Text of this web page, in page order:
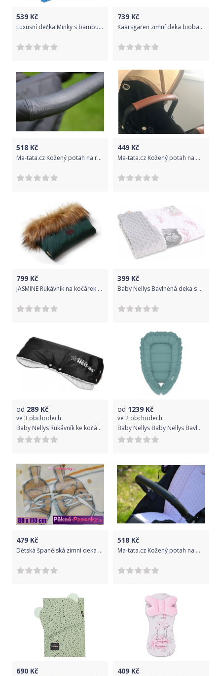
539 Kč
Luxusní dečka Minky s bambulkami 100x75cm - sv. modrá/modré bambulky
739 Kč
Kaarsgaren zimní deka biobavlna beránek hnědá
518 Kč
Ma-tata.cz Kožený potah na rukojeť kočárku - rodič Značka kočárku: Baby Design, Barva: krémová, Model kočárku: jiný model
449 Kč
Ma-tata.cz Kožený potah na madlo kočárku - dítě Značka kočárku: Bugaboo, Barva: černá, Model kočárku: jiný model
799 Kč
JASMINE Rukávník na kočárek - smaragd
399 Kč
Baby Nellys Bavlněná deka s Minky 100x75cm, LULU natural, růžová, šedá
od 289 Kč
ve 3 obchodech
Baby Nellys Rukávník ke kočárku Baby Nellys ® minky - bílá/černý
od 1239 Kč
ve 2 obchodech
Baby Nellys Baby Nellys Bavlněné oboustranné hnízdečko 55 x 75 cm, ROYAL - tm. mátová
479 Kč
Dětská španělská zimní deka do kočárku MORA® KIDZ botičky béžová 80x110cm
518 Kč
Ma-tata.cz Kožený potah na madlo kočárku - dítě Značka kočárku: Britax, Barva: krémová, Model kočárku: B-Agile
690 Kč 409 Kč